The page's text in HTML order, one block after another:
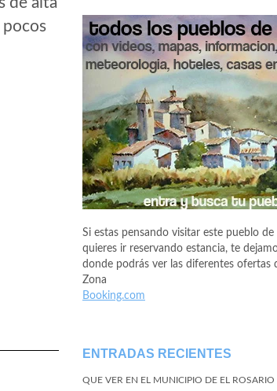
pocos
Si estas pensando visitar este pueblo de
quieres ir reservando estancia, te
donde podrás ver las diferentes ofertas
Zona
Booking.com
ENTRADAS RECIENTES
QUE VER EN EL MUNICIPIO DE EL ROSARIO